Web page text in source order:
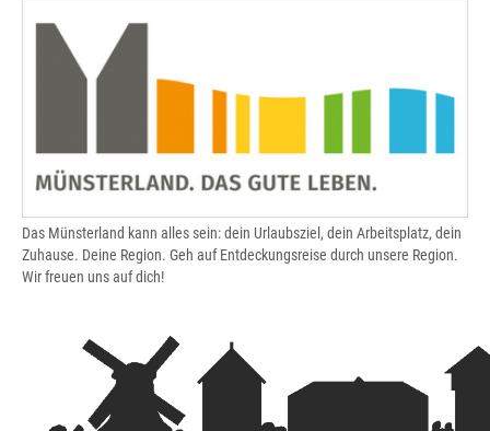
Das Münsterland kann alles sein: dein Urlaubsziel, dein Arbeitsplatz, dein
Zuhause. Deine Region. Geh auf Entdeckungsreise durch unsere Region.
Wir freuen uns auf dich!